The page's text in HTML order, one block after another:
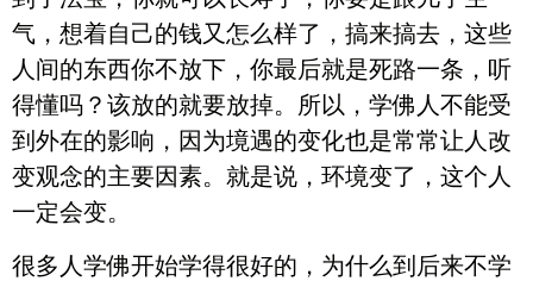
气，想着自己的钱又怎么样了，搞来搞去，这些
人间的东西你不放下，你最后就是死路一条，听
得懂吗？该放的就要放掉。所以，学佛人不能受
到外在的影响，因为境遇的变化也是常常让人改
变观念的主要因素。就是说，环境变了，这个人
一定会变。
很多人学佛开始学得很好的，为什么到后来不学